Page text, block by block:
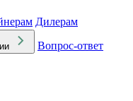
Дилерам
Вопрос-ответ